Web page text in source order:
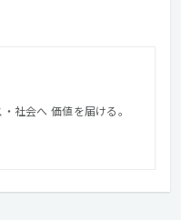
社会へ 価値を届ける。